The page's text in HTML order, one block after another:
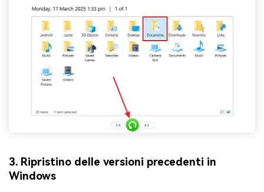
3. Ripristino delle versioni precedenti in
Windows